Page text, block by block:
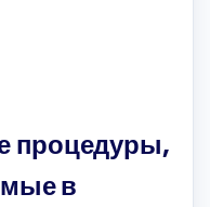
процедуры,
в